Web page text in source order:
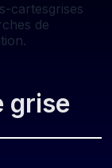
cartesgrises
de
grise